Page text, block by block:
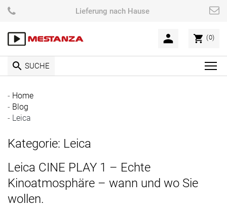
Skip
content
Lieferung nach Hause
(0)
SUCHE
C
Home
Blog
Leica
Kategorie: Leica
Leica CINE PLAY 1 – Echte
Kinoatmosphäre – wann und wo Sie
wollen.